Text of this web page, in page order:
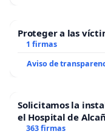
Proteger a las
1 firmas
Aviso de
Solicitamos la
el Hospital de
363 firmas